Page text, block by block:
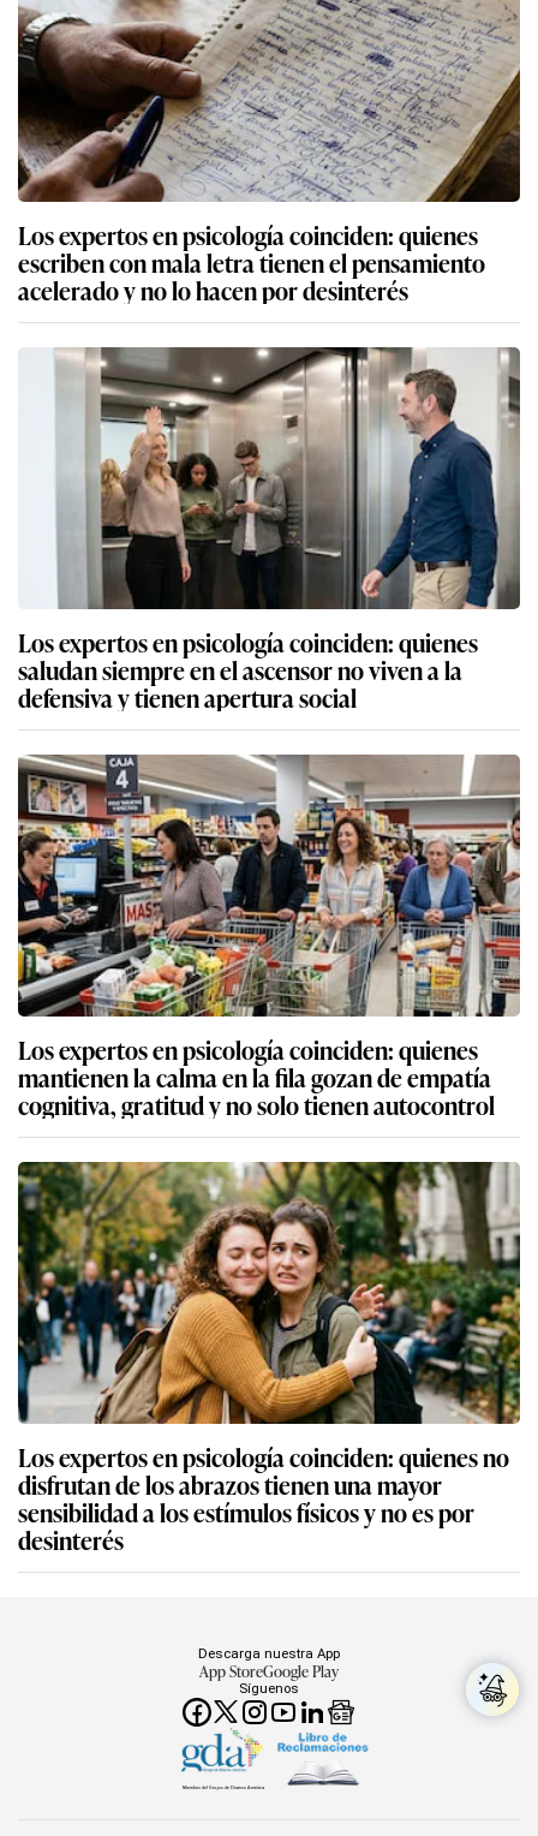
Los expertos en psicología coinciden: quienes
escriben con mala letra tienen el pensamiento
acelerado y no lo hacen por desinterés
Los expertos en psicología coinciden: quienes
saludan siempre en el ascensor no viven a la
defensiva y tienen apertura social
Los expertos en psicología coinciden: quienes
mantienen la calma en la fila gozan de empatía
cognitiva, gratitud y no solo tienen autocontrol
Los expertos en psicología coinciden: quienes no
disfrutan de los abrazos tienen una mayor
sensibilidad a los estímulos físicos y no es por
desinterés
Síguenos
Descarga nuestra App
App StoreGoogle Play
Miembro del Grupo de Diarios América